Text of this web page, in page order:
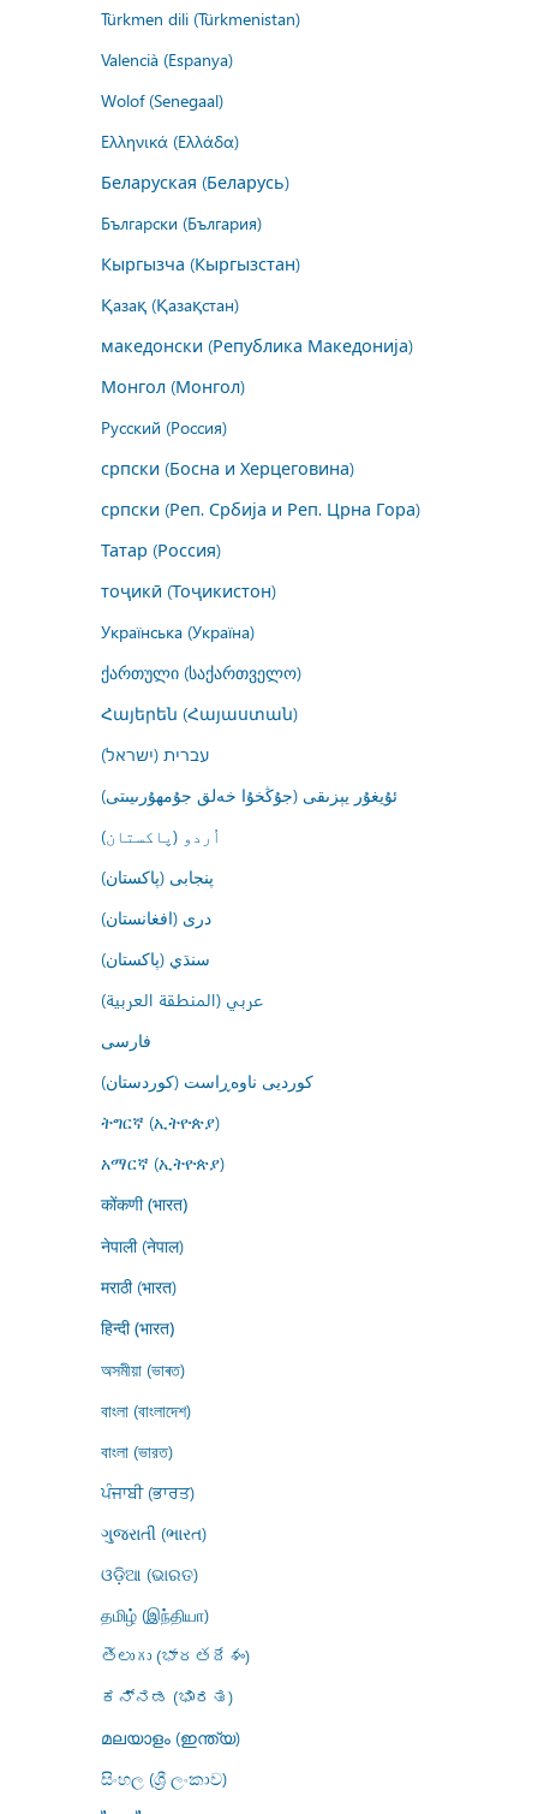
Türkmen dili (Türkmenistan)
Valencià (Espanya)
Wolof (Senegaal)
Ελληνικά (Ελλάδα)
Беларуская (Беларусь)
Български (България)
Кыргызча (Кыргызстан)
Қазақ (Қазақстан)
македонски (Република Македонија)
Монгол (Монгол)
Русский (Россия)
српски (Босна и Херцеговина)
српски (Реп. Србија и Реп. Црна Гора)
Татар (Россия)
тоҷикӣ (Тоҷикистон)
Українська (Україна)
ქართული (საქართველო)
Հայերեն (Հայաստան)
עברית (ישראל)
ئۇيغۇر يېزىقى (جۇڭخۇا خەلق جۇمھۇرىيىتى)
اُردو (پاکستان)
پنجابی (پاکستان)
درى (افغانستان)
سنڌي (پاکستان)
عربي (المنطقة العربية)
فارسى
کوردیی ناوەڕاست (کوردستان)
ትግርኛ (ኢትዮጵያ)
አማርኛ (ኢትዮጵያ)
कोंकणी (भारत)
नेपाली (नेपाल)
मराठी (भारत)
हिन्दी (भारत)
অসমীয়া (ভাৰত)
বাংলা (বাংলাদেশ)
বাংলা (ভারত)
ਪੰਜਾਬੀ (ਭਾਰਤ)
ગુજરાતી (ભારત)
ଓଡ଼ିଆ (ଭାରତ)
தமிழ் (இந்தியா)
తెలుగు (భారతదేశం)
ಕನ್ನಡ (ಭಾರತ)
മലയാളം (ഇന്ത്യ)
සිංහල (ශ්‍රී ලංකාව)